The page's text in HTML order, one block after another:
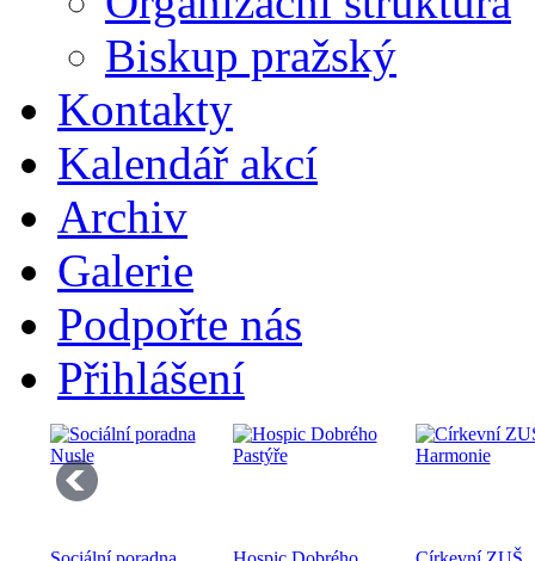
Biskup pražský
Kontakty
Kalendář akcí
Archiv
Galerie
Podpořte nás
Přihlášení